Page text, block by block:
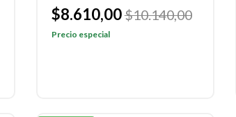
$8.610,00$10.140,00
Precio especial